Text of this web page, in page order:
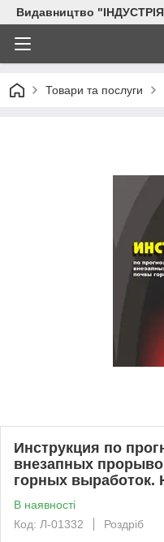
Видавництво
Товари та послуги
Инструкция по
внезапных
горных выработок.
В наявності
Код: Л-01332
Роздріб